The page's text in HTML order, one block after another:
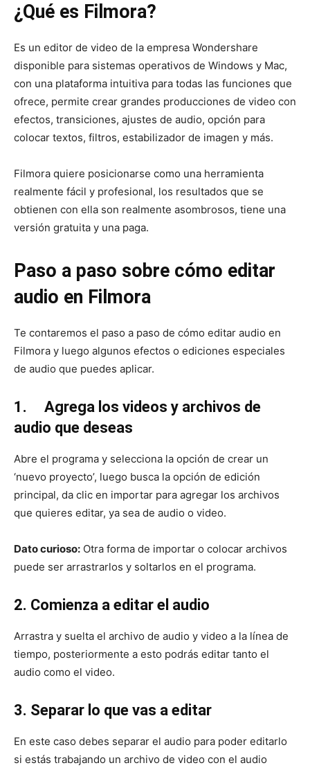
¿Qué es Filmora?
Es un editor de video de la empresa Wondershare
disponible para sistemas operativos de Windows y Mac,
con una plataforma intuitiva para todas las funciones que
ofrece, permite crear grandes producciones de video con
efectos, transiciones, ajustes de audio, opción para
colocar textos, filtros, estabilizador de imagen y más.
Filmora quiere posicionarse como una herramienta
realmente fácil y profesional, los resultados que se
obtienen con ella son realmente asombrosos, tiene una
versión gratuita y una paga.
Paso a paso sobre cómo editar
audio en Filmora
Te contaremos el paso a paso de cómo editar audio en
Filmora y luego algunos efectos o ediciones especiales
de audio que puedes aplicar.
1.
Agrega los videos y archivos de
audio que deseas
Abre el programa y selecciona la opción de crear un
‘nuevo proyecto’, luego busca la opción de edición
principal, da clic en importar para agregar los archivos
que quieres editar, ya sea de audio o video.
Dato curioso: Otra forma de importar o colocar archivos
puede ser arrastrarlos y soltarlos en el programa.
2. Comienza a editar el audio
Arrastra y suelta el archivo de audio y video a la línea de
tiempo, posteriormente a esto podrás editar tanto el
audio como el video.
3. Separar lo que vas a editar
En este caso debes separar el audio para poder editarlo
si estás trabajando un archivo de video con el audio